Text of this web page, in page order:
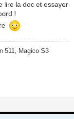
lire la doc et essayer
!
511, Magico S3